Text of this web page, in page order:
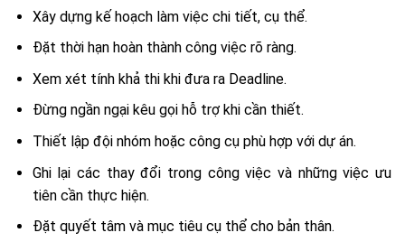
Xây dựng kế hoạch làm việc chi tiết, cụ thể.
Đặt thời hạn hoàn thành công việc rõ ràng.
Xem xét tính khả thi khi đưa ra Deadline.
Đừng ngần ngại kêu gọi hỗ trợ khi cần thiết.
Thiết lập đội nhóm hoặc công cụ phù hợp với dự án.
Ghi lại các thay đổi trong công việc và những việc ưu
tiên cần thực hiện.
Đặt quyết tâm và mục tiêu cụ thể cho bản thân.